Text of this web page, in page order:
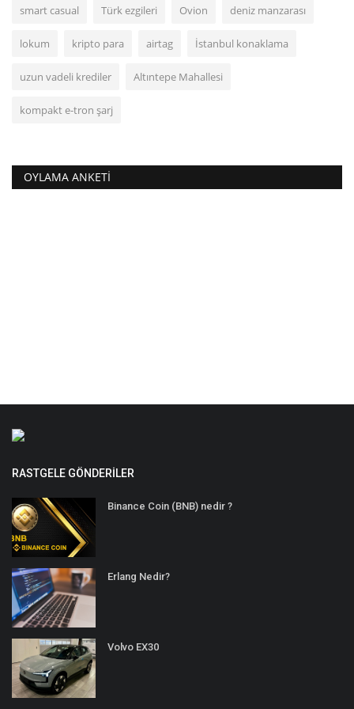
smart casual Türk ezgileri Ovion deniz manzarası
lokum kripto para airtag İstanbul konaklama
uzun vadeli krediler Altıntepe Mahallesi
kompakt e-tron şarj
OYLAMA ANKETI
RASTGELE GÖNDERILER
Binance Coin (BNB) nedir ?
Erlang Nedir?
Volvo EX30